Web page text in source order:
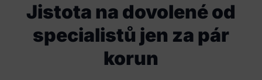
Jistota na dovolené od
specialistů jen za pár
korun